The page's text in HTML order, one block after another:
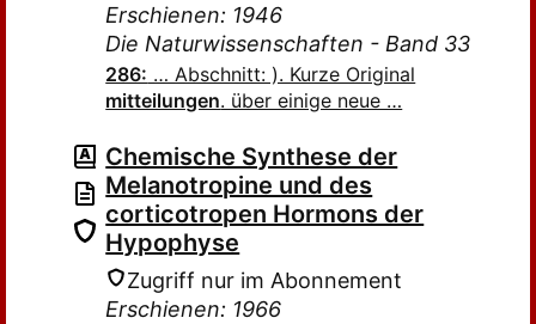
Erschienen: 1946
Die Naturwissenschaften - Band 33
286: … Abschnitt: ). Kurze Original
mitteilungen. über einige neue …
Chemische Synthese der
Melanotropine und des
corticotropen Hormons der
Hypophyse
Zugriff nur im Abonnement
Erschienen: 1966